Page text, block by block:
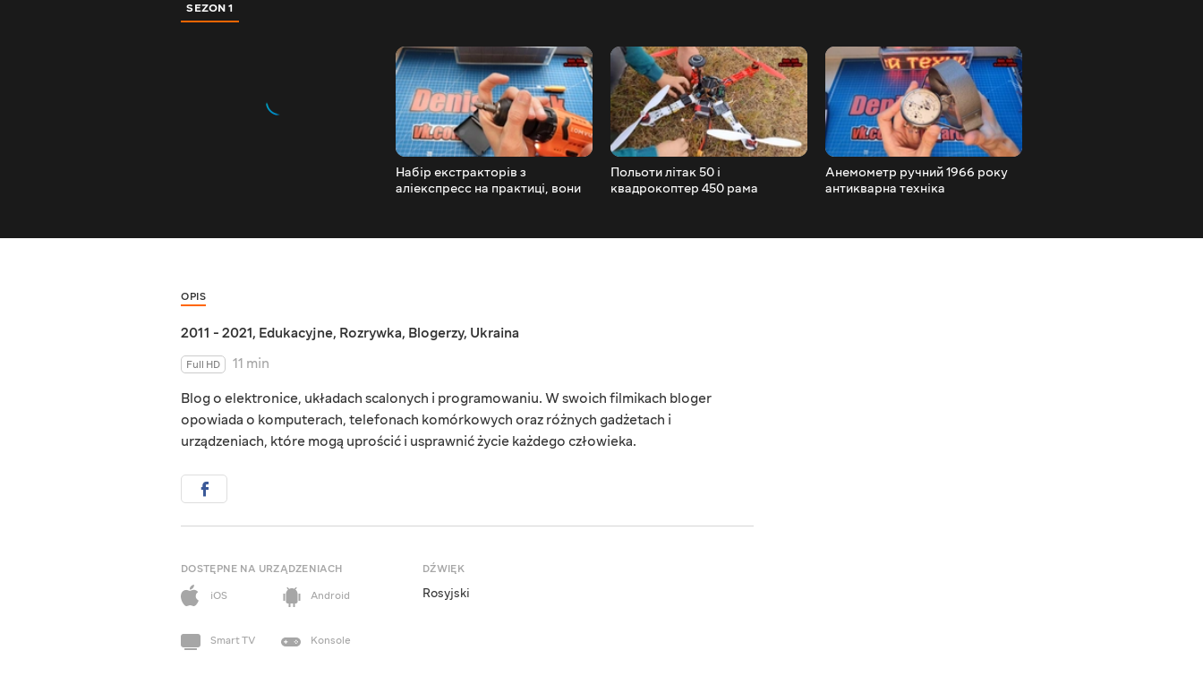
SEZON 1
Набір екстракторів з
аліекспресс на практиці, вони
Польоти літак 50 і
квадрокоптер 450 рама
Анемометр ручний 1966 року
антикварна техніка
OPIS
2011 - 2021, Edukacyjne, Rozrywka, Blogerzy, Ukraina
Full HD
11 min
Blog o elektronice, układach scalonych i programowaniu. W swoich filmikach bloger
opowiada o komputerach, telefonach komórkowych oraz różnych gadżetach i
urządzeniach, które mogą uprościć i usprawnić życie każdego człowieka.
DOSTĘPNE NA URZĄDZENIACH
iOS
Android
Smart TV Konsole
DŹWIĘK
Rosyjski